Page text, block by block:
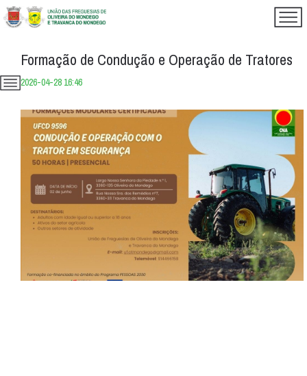
Formação de Condução e Operação de Tratores
2026-04-28 16:46